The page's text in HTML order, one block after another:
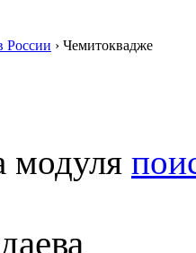
России › Чемитоквадже
модуля